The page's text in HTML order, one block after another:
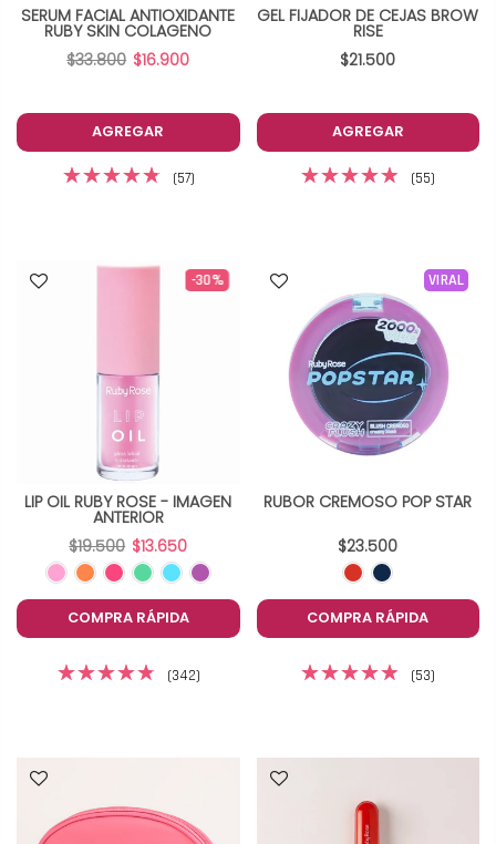
SERUM FACIAL ANTIOXIDANTE
RUBY SKIN COLAGENO
$33.800 $16.900
AGREGAR
(57)
GEL FIJADOR DE CEJAS BROW
RISE
$21.500
AGREGAR
(55)
-30%
LIP OIL RUBY ROSE - IMAGEN
ANTERIOR
$19.500 $13.650
COMPRA RÁPIDA
(342)
VIRAL
RUBOR CREMOSO POP STAR
$23.500
COMPRA RÁPIDA
(53)